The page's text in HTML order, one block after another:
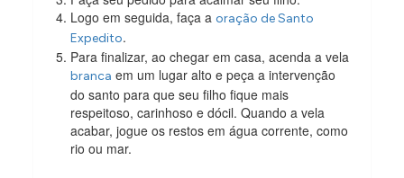
Logo em seguida, faça aoração de Santo
Expedito.
Para finalizar, ao chegar em casa, acenda a vela
branca em um lugar alto e peça a intervenção
do santo para que seu filho fique mais
respeitoso, carinhoso e dócil. Quando a vela
acabar, jogue os restos em água corrente, como
rio ou mar.